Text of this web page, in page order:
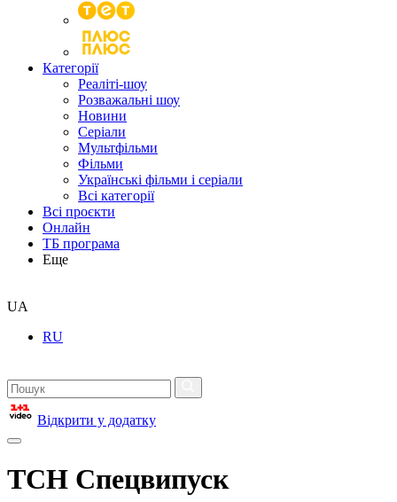
Категорії
Реаліті-шоу
Розважальні шоу
Новини
Серіали
Мультфільми
Фільми
Українські фільми і серіали
Всі категорії
Всі проєкти
Онлайн
ТБ програма
Еще
UA
RU
Відкрити у додатку
ТСН Спецвипуск